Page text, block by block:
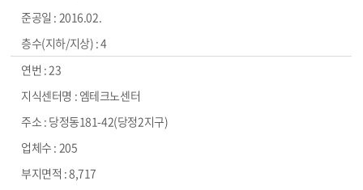
2016.02.
4
23
엠테크노센터
당정동181-42(당정2지구)
205
8,717